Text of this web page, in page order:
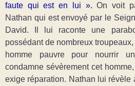
faute qui est en lui ».On voit
Nathan qui est envoyé par le
David. Il lui raconte une
possédant de nombreux troupeaux,
homme pauvre pour nourrir
condamne sévèrement cet
exige réparation. Nathan lui révèle